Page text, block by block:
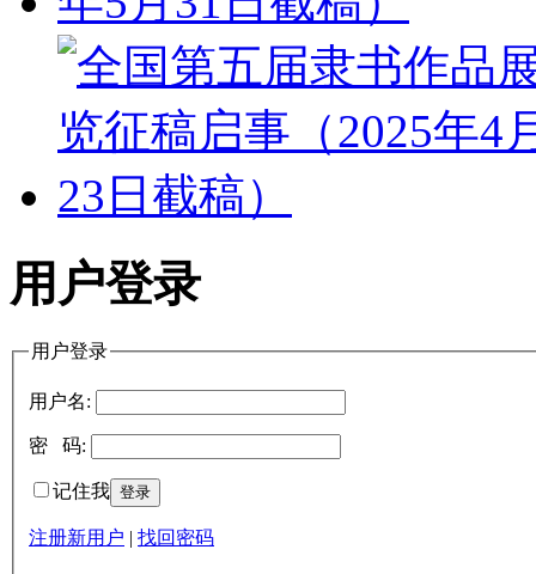
用户登录
用户登录
用户名:
密 码:
记住我
注册新用户 找回密码